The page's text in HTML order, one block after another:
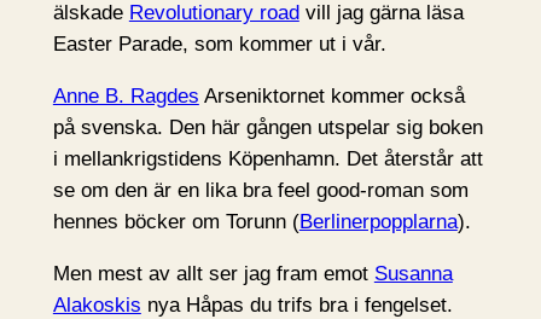
älskade Revolutionary road vill jag gärna läsa
Easter Parade, som kommer ut i vår.
Anne B. Ragdes Arseniktornet kommer också
på svenska. Den här gången utspelar sig boken
i mellankrigstidens Köpenhamn. Det återstår att
se om den är en lika bra feel good-roman som
hennes böcker om Torunn (Berlinerpopplarna).
Men mest av allt ser jag fram emot Susanna
Alakoskis nya Håpas du trifs bra i fengelset.